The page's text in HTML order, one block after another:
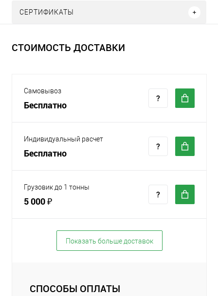
СЕРТИФИКАТЫ
СТОИМОСТЬ ДОСТАВКИ
Самовывоз
Бесплатно
Индивидуальный расчет
Бесплатно
Грузовик до 1 тонны
5 000 ₽
Показать больше доставок
СПОСОБЫ ОПЛАТЫ